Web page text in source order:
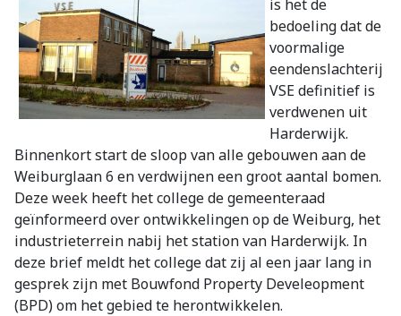
is het de
bedoeling dat de
voormalige
eendenslachterij
VSE definitief is
verdwenen uit
Harderwijk.
Binnenkort start de sloop van alle gebouwen aan de
Weiburglaan 6 en verdwijnen een groot aantal bomen.
Deze week heeft het college de gemeenteraad
geïnformeerd over ontwikkelingen op de Weiburg, het
industrieterrein nabij het station van Harderwijk. In
deze brief meldt het college dat zij al een jaar lang in
gesprek zijn met Bouwfond Property Develeopment
(BPD) om het gebied te herontwikkelen.